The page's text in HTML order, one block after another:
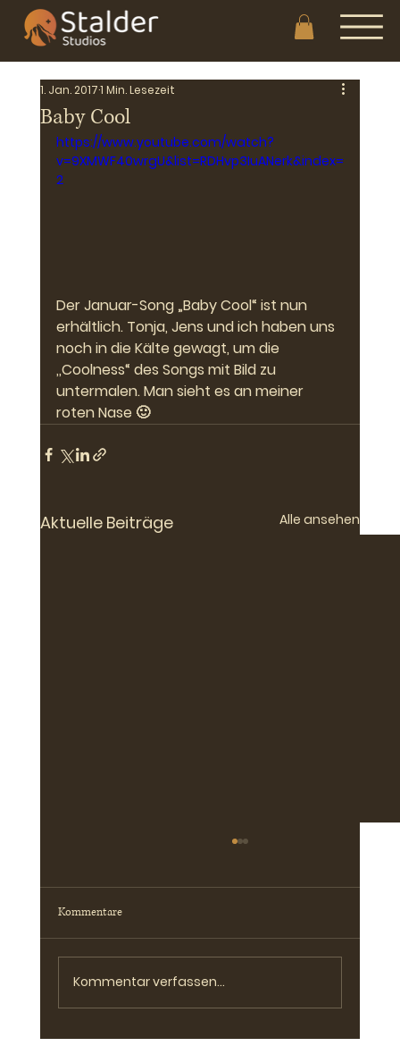
Baby Cool
1. Jan. 20171 Min. Lesezeit
https://www.youtube.com/watch?
v=9XMWF40wrgU&list=RDHvp3IuANerk&index=
2
Der Januar-Song „Baby Cool“ ist nun
erhältlich. Tonja, Jens und ich haben uns
noch in die Kälte gewagt, um die
,,Coolness“ des Songs mit Bild zu
untermalen. Man sieht es an meiner
roten Nase 🙂
Aktuelle Beiträge Alle ansehen
Ich bin in der Theaterbranche :-)
Kommentare
Kommentar verfassen...